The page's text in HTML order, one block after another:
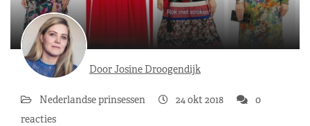
Door Josine Droogendijk
Nederlandse prinsessen 24 okt 2018
0
reacties